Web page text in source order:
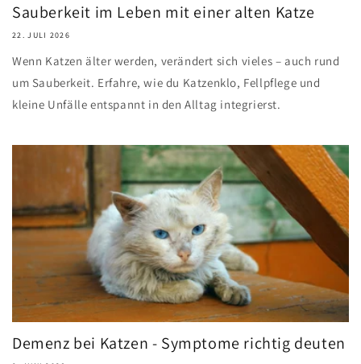
Sauberkeit im Leben mit einer alten Katze
22. JULI 2026
Wenn Katzen älter werden, verändert sich vieles – auch rund
um Sauberkeit. Erfahre, wie du Katzenklo, Fellpflege und
kleine Unfälle entspannt in den Alltag integrierst.
Demenz bei Katzen - Symptome richtig deuten